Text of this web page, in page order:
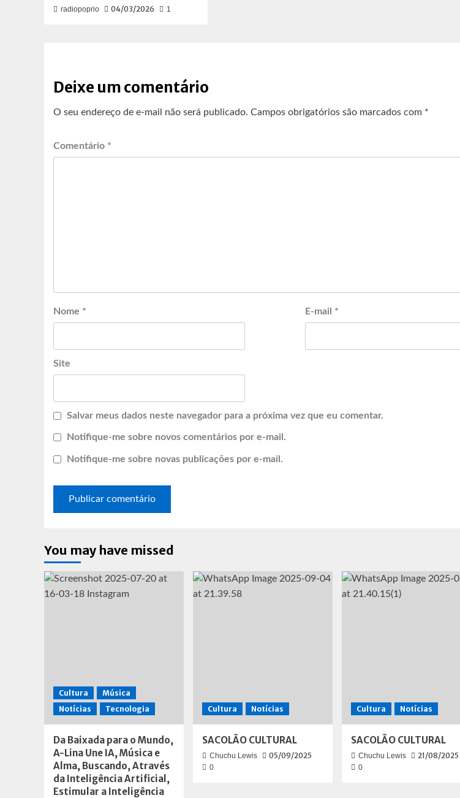
radiopoprio 04/03/2026 1
Deixe um comentário
O seu endereço de e-mail não será publicado. Campos obrigatórios são marcados com *
Comentário *
Nome * E-mail *
Site
Salvar meus dados neste navegador para a próxima vez que eu comentar.
Notifique-me sobre novos comentários por e-mail.
Notifique-me sobre novas publicações por e-mail.
You may have missed
Cultura
Música
Notícias
Tecnologia
Da Baixada para o Mundo,
A-Lina Une IA, Música e
Alma, Buscando, Através
da Inteligência Artificial,
Estimular a Inteligência
Cultura Notícias
SACOLÃO CULTURAL
Chuchu Lewis 05/09/2025
0
Cultura Notícias
SACOLÃO CULTURAL
Chuchu Lewis 21/08/2025
0